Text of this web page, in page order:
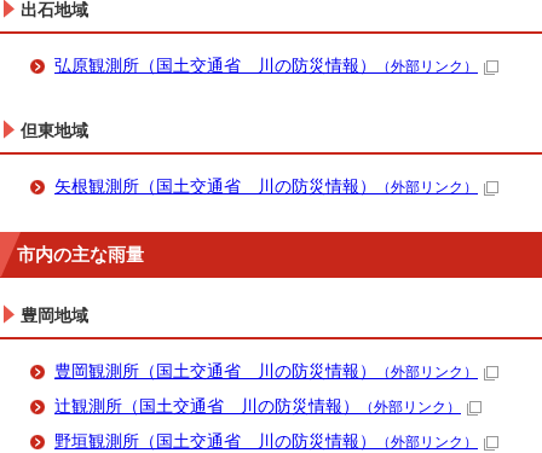
出石地域
弘原観測所（国土交通省 川の防災情報） （外部リンク）
但東地域
矢根観測所（国土交通省 川の防災情報） （外部リンク）
市内の主な雨量
豊岡地域
豊岡観測所（国土交通省 川の防災情報） （外部リンク）
辻観測所（国土交通省 川の防災情報） （外部リンク）
野垣観測所（国土交通省 川の防災情報） （外部リンク）